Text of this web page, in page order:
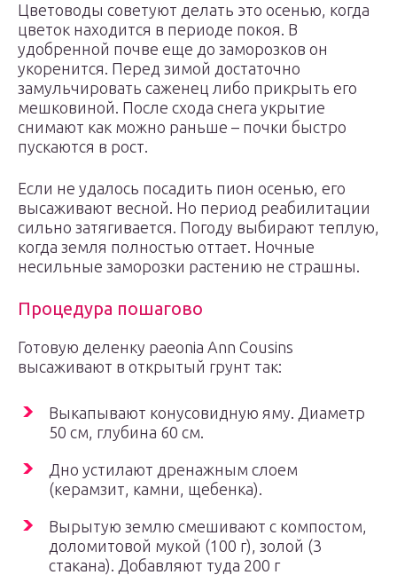
Цветоводы советуют делать это осенью, когда
цветок находится в периоде покоя. В
удобренной почве еще до заморозков он
укоренится. Перед зимой достаточно
замульчировать саженец либо прикрыть его
мешковиной. После схода снега укрытие
снимают как можно раньше – почки быстро
пускаются в рост.
Если не удалось посадить пион осенью, его
высаживают весной. Но период реабилитации
сильно затягивается. Погоду выбирают теплую,
когда земля полностью оттает. Ночные
несильные заморозки растению не страшны.
Процедура пошагово
Готовую деленку paeonia Ann Cousins
высаживают в открытый грунт так:
Выкапывают конусовидную яму. Диаметр
50 см, глубина 60 см.
Дно устилают дренажным слоем
(керамзит, камни, щебенка).
Вырытую землю смешивают с компостом,
доломитовой мукой (100 г), золой (3
стакана). Добавляют туда 200 г